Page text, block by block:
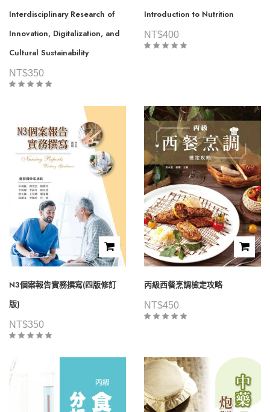
Interdisciplinary Research of
Innovation, Digitalization, and
Cultural Sustainability
NT$350
Introduction to Nutrition
NT$400
N3個案報告實務撰寫(四版修訂
版)
NT$350
丙級西餐烹調檢定攻略
NT$450